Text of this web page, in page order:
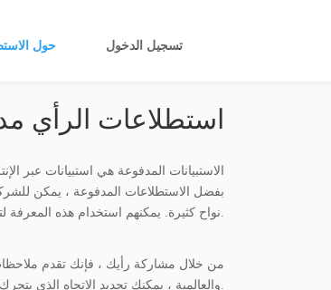
حول تسجيل الدخول
استطلاعات الرأي
الاستبيانات المدفوعة هي استبيانات عبر
بفضل الاستطلاعات المدفوعة ، يمكن
نواح كثيرة. يمكنهم استخدام هذه المعرفة لتحسين منتجاتهم ورضا العملاء.
من خلال مشاركة رأيك ، فإنك تقدم
والعالمية ، يمكنك تحديد الاتجاه الذي يتحرك فيه عالمنا. لذلك على الرغم من أن العمل قد يبدو تافهاً ، إلا أن تأثيره هائل.